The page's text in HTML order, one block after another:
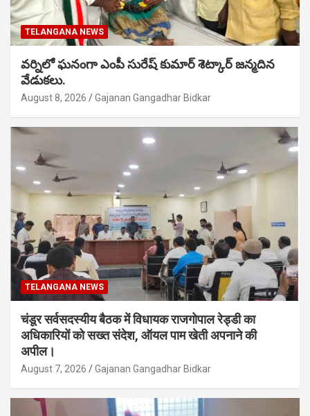
TELANGANA NEWS
వర్నిలో ఘనంగా ఎంపీ సురేష్ కుమార్ శెట్కార్ జన్మదిన
వేడుకలు.
August 8, 2026 Gajanan Gangadhar Bidkar
TELANGANA NEWS
चंडूर सर्वसदस्यीय बैठक में विधायक राजगोपाल रेड्डी का
अधिकारियों को सख्त संदेश, ऑयल पाम खेती अपनाने की
अपील।
August 7, 2026 Gajanan Gangadhar Bidkar